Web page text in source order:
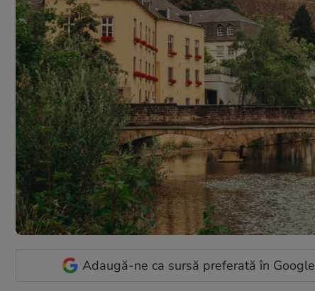
Adaugă-ne ca sursă preferată în Google